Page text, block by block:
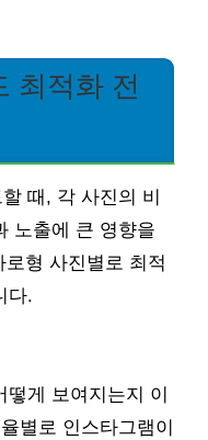
최적화 전
때, 각 사진의 비
노출에 큰 영향을
형 사진별로 최적
다.
게 보여지는지 이
별로 인스타그램이